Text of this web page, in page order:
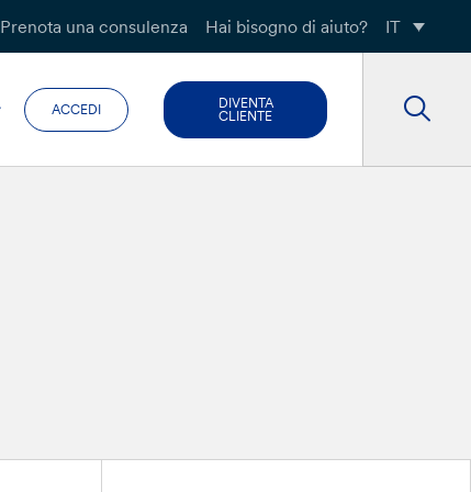
Prenota una consulenza Hai bisogno di aiuto? IT
ACCEDI
DIVENTA
CLIENTE